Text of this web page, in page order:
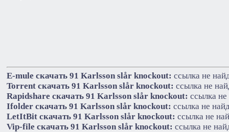
E-mule cкачать 91 Karlsson slår knockout: ссылка не
Torrent cкачать 91 Karlsson slår knockout: ссылка не
Rapidshare cкачать 91 Karlsson slår knockout: ссылка
Ifolder cкачать 91 Karlsson slår knockout: ссылка не
LetItBit cкачать 91 Karlsson slår knockout: ссылка не
Vip-file cкачать 91 Karlsson slår knockout: ссылка не